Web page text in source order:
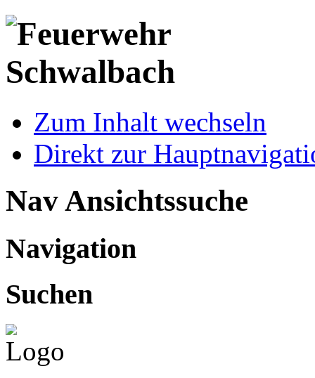
Zum Inhalt wechseln
Direkt zur
Nav Ansichtssuche
Navigation
Suchen